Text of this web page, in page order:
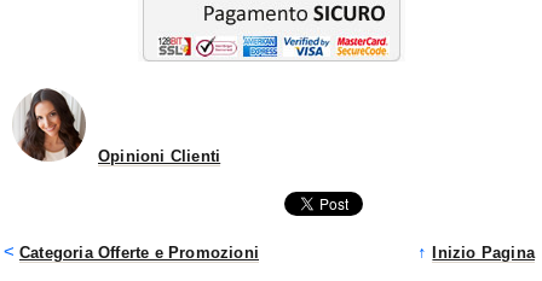
Opinioni Clienti
< Categoria Offerte e Promozioni ↑ Inizio Pagina